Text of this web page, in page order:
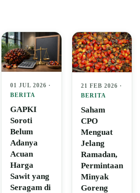
01 JUL 2026 ·
BERITA
GAPKI
Soroti
Belum
Adanya
Acuan
Harga
Sawit yang
Seragam di
21 FEB 2026 ·
BERITA
Saham
CPO
Menguat
Jelang
Ramadan,
Permintaan
Minyak
Goreng